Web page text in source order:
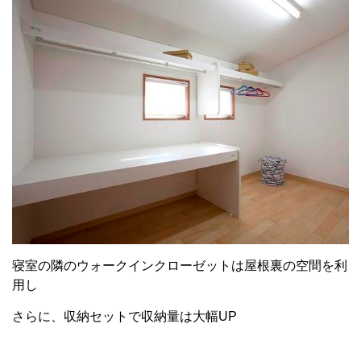
寝室の隣のウォークインクローゼットは屋根裏の空間を利
用し
さらに、収納セットで収納量は大幅UP